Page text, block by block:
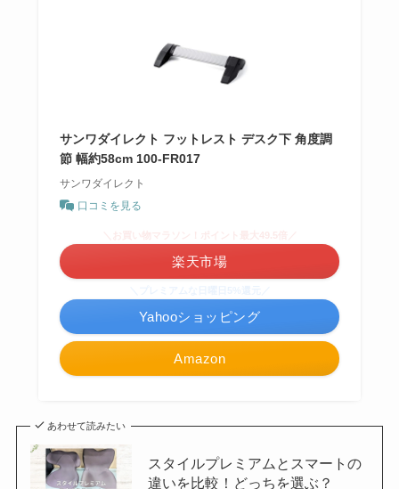
サンワダイレクト フットレスト デスク下 角度調
節 幅約58cm 100-FR017
サンワダイレクト
口コミを見る
Amazon
楽天市場
Yahooショッピング
あわせて読みたい
スタイルプレミアムとスマートの
違いを比較！どっちを選ぶ？